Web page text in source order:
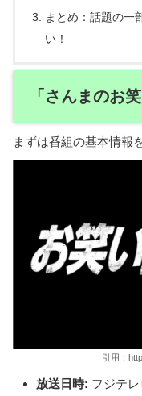
まとめ：話題の一
い！
「さんまのお
まずは番組の基本情報
引用：
放送日時: フジテ